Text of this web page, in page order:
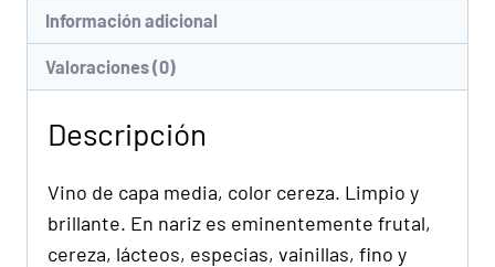
Información adicional
Valoraciones (0)
Descripción
Vino de capa media, color cereza. Limpio y
brillante. En nariz es eminentemente frutal,
cereza, lácteos, especias, vainillas, fino y